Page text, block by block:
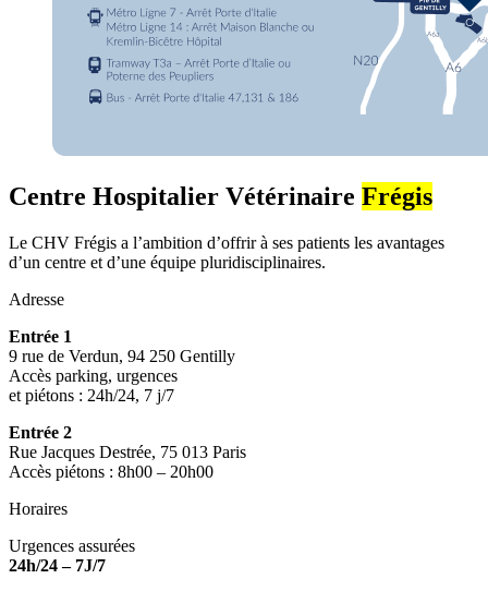
Centre Hospitalier Vétérinaire Frégis
Le CHV Frégis a l’ambition d’offrir à ses patients les avantages
d’un centre et d’une équipe pluridisciplinaires.
Adresse
Entrée 1
9 rue de Verdun, 94 250 Gentilly
Accès parking, urgences
et piétons : 24h/24, 7 j/7
Entrée 2
Rue Jacques Destrée, 75 013 Paris
Accès piétons : 8h00 – 20h00
Horaires
Urgences assurées
24h/24 – 7J/7